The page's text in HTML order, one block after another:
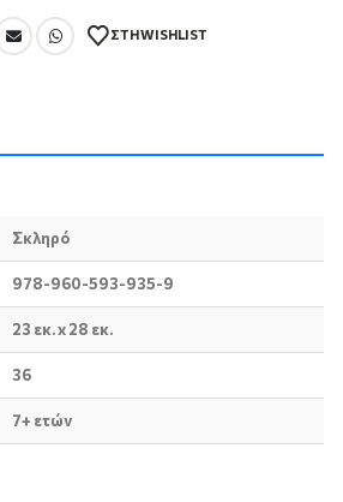
ΣΤΗ WISHLIST
Σκληρό
978-960-593-935-9
23 εκ. x 28 εκ.
36
7+ ετών